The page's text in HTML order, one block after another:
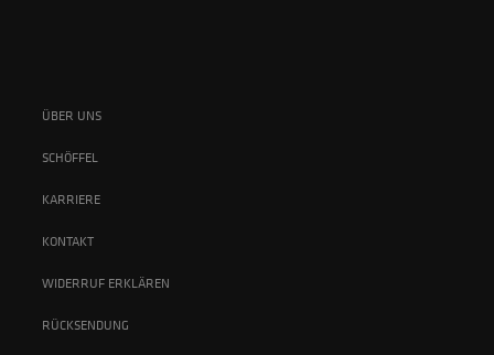
ÜBER UNS
SCHÖFFEL
KARRIERE
KONTAKT
WIDERRUF ERKLÄREN
RÜCKSENDUNG